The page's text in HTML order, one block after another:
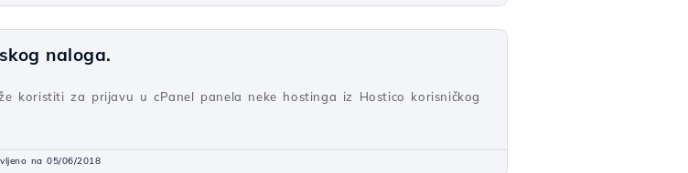
naloga.
koristiti za prijavu u cPanel panela neke hostinga iz Hostico korisničkog
na 05/06/2018